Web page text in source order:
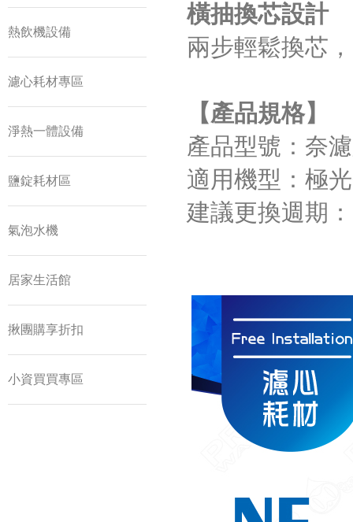
熱飲機設備
濾心耗材專區
淨熱一體設備
鹽錠耗材區
氣泡水機
居家生活館
揪團購享折扣
小資買買專區
橫抽換芯設計
兩步輕鬆換芯
【產品規格】
產品型號：奈
適用機型：極
建議更換週期